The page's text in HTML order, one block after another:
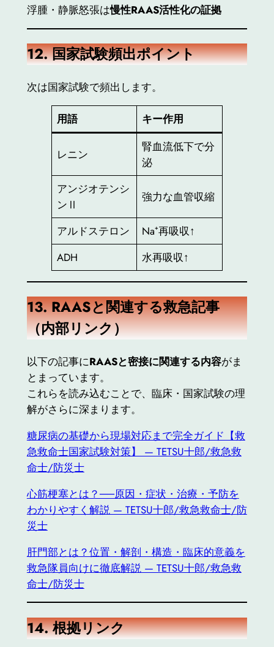
浮腫・静脈怒張は慢性RAAS活性化の証拠
12.国家試験頻出ポイント
次は国家試験で頻出します。
用語 キー作用
レニン
腎血流低下で分
泌
アンジオテンシ
ンⅡ
強力な血管収縮
アルドステロン
Na⁺再吸収↑
ADH
水再吸収↑
13. RAASと関連する救急記事
（内部リンク）
以下の記事にRAASと密接に関連する内容がま
とまっています。
これらを読み込むことで、臨床・国家試験の理
解がさらに深まります。
糖尿病の基礎から現場対応まで完全ガイド【救
急救命士国家試験対策】 — TETSU十郎/救急救
命士/防災士
心筋梗塞とは？──原因・症状・治療・予防を
わかりやすく解説 — TETSU十郎/救急救命士/防
災士
肝門部とは？位置・解剖・構造・臨床的意義を
救急隊員向けに徹底解説 — TETSU十郎/救急救
命士/防災士
14.根拠リンク